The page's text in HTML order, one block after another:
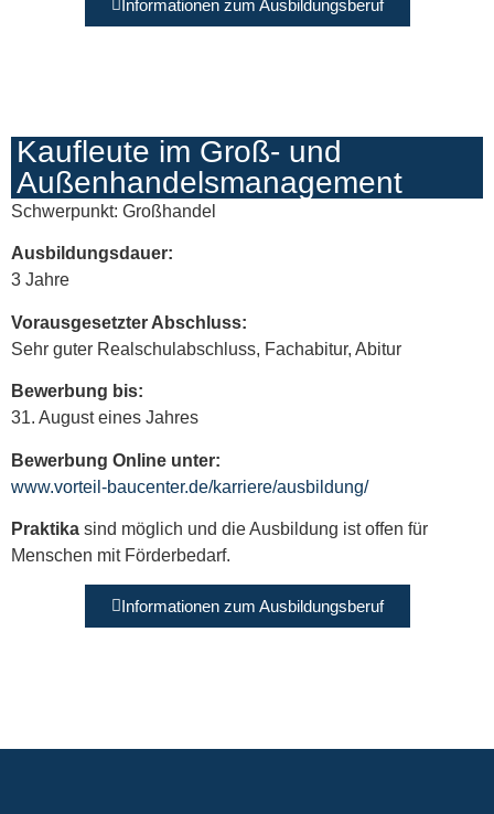
Informationen zum Ausbildungsberuf
Kaufleute im Groß- und
Außenhandels­management
Schwerpunkt: Großhandel
Ausbildungsdauer:
3 Jahre
Vorausgesetzter Abschluss:
Sehr guter Realschulabschluss, Fachabitur, Abitur
Bewerbung bis:
31. August eines Jahres
Bewerbung Online unter:
www.vorteil-baucenter.de/karriere/ausbildung/
Praktika sind möglich und die Ausbildung ist offen für
Menschen mit Förderbedarf.
Informationen zum Ausbildungsberuf